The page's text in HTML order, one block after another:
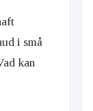
i små
kan